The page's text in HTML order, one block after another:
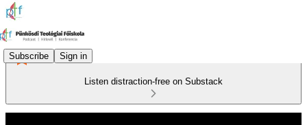
Subscribe Sign in
Listen distraction-free on Substack